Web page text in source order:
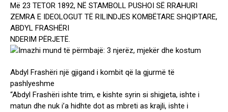
Më 23 TETOR 1892, NË STAMBOLL PUSHOI SË RRAHURI
ZEMRA E IDEOLOGUT TË RILINDJES KOMBËTARE SHQIPTARE,
ABDYL FRASHËRI
NDERIM PËRJETË.
Abdyl Frashëri një gjigand i kombit që la gjurmë të
pashlyeshme
“Abdyl Frashëri ishte trim, e kishte syrin si shigjeta, ishte i
matun dhe nuk i’a hidhte dot as mbreti as krajli, ishte i